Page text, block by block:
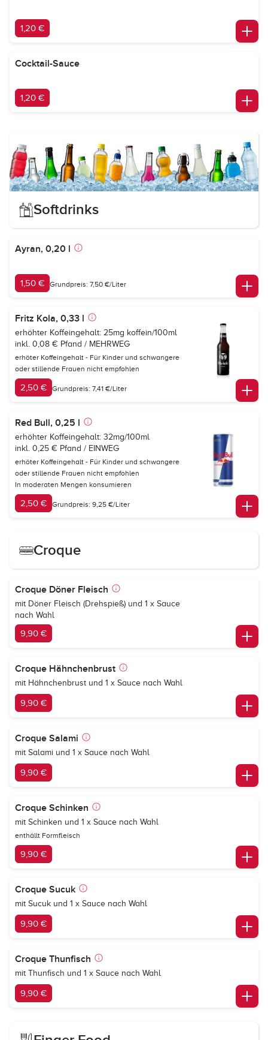
1,20 €
Cocktail-Sauce
1,20 €
Softdrinks
Ayran, 0,20 l
1,50 € Grundpreis: 7,50 €/Liter
Fritz Kola, 0,33 l
erhöhter Koffeingehalt: 25mg koffein/100ml
inkl. 0,08 € Pfand / MEHRWEG
erhöter Koffeingehalt - Für Kinder und schwangere
oder stillende Frauen nicht empfohlen
2,50 € Grundpreis: 7,41 €/Liter
Red Bull, 0,25 l
erhöhter Koffeingehalt: 32mg/100ml
inkl. 0,25 € Pfand / EINWEG
erhöter Koffeingehalt - Für Kinder und schwangere
oder stillende Frauen nicht empfohlen
In moderaten Mengen konsumieren
2,50 € Grundpreis: 9,25 €/Liter
Croque
Croque Döner Fleisch
mit Döner Fleisch (Drehspieß) und 1 x Sauce
nach Wahl
9,90 €
Croque Hähnchenbrust
mit Hähnchenbrust und 1 x Sauce nach Wahl
9,90 €
Croque Salami
mit Salami und 1 x Sauce nach Wahl
9,90 €
Croque Schinken
mit Schinken und 1 x Sauce nach Wahl
enthällt Formfleisch
9,90 €
Croque Sucuk
mit Sucuk und 1 x Sauce nach Wahl
9,90 €
Croque Thunfisch
mit Thunfisch und 1 x Sauce nach Wahl
9,90 €